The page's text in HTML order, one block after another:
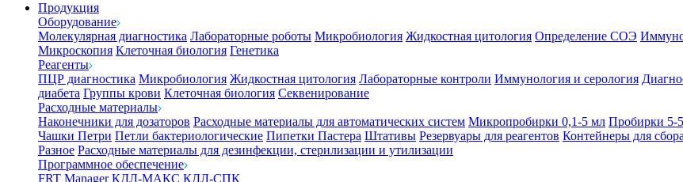
Продукция
Оборудование
Молекулярная диагностика Лабораторные роботы Микробиология Жидкостная цитология Определение СОЭ
Микроскопия Клеточная биология Генетика
Реагенты
ПЦР диагностика Микробиология Жидкостная цитология Лабораторные контроли Иммунология и серология
диабета Группы крови Клеточная биология Секвенирование
Расходные материалы
Наконечники для дозаторов Расходные материалы для автоматических систем Микропробирки 0,1-5 мл Пробирки 5-
Чашки Петри Петли бактериологические Пипетки Пастера Штативы Резервуары для реагентов Контейнеры для
Разное Расходные материалы для дезинфекции, стерилизации и утилизации
Программное обеспечение
FRT Manager КДЛ-МАКС КДЛ-СПК